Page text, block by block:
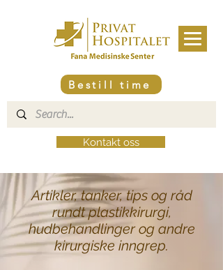
Bestill time
Kontakt oss
Artikler, tanker, tips og råd
rundt plastikkirurgi,
hudbehandlinger og andre
kirurgiske inngrep.